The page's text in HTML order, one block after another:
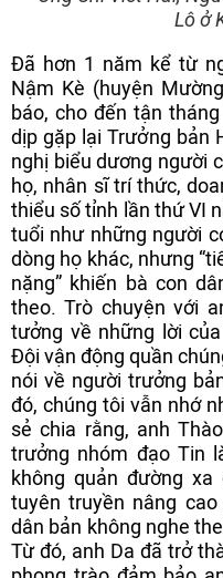
Lô ở
Đã hơn 1 năm kể từ
Nậm Kè (huyện
báo, cho đến tận
dịp gặp lại Trưởng bản
nghị biểu dương người
họ, nhân sĩ trí thức,
thiểu số tỉnh lần thứ VI
tuổi như những người
dòng họ khác, nhưng
nặng” khiến bà con
theo. Trò chuyện với
tưởng về những lời
Đội vận động quần
nói về người trưởng
đó, chúng tôi vẫn nhớ
sẻ chia rằng, anh
trưởng nhóm đạo Tin
không quản đường
tuyên truyền nâng
dân bản không nghe
Từ đó, anh Da đã trở